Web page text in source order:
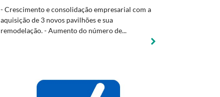
- Crescimento e consolidação empresarial com a
aquisição de 3 novos pavilhões e sua
remodelação. - Aumento do número de...